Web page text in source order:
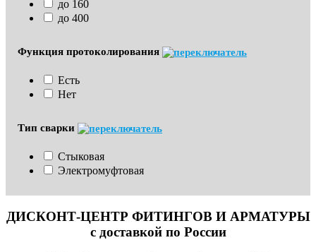
до 160
до 400
Функция протоколирования
Есть
Нет
Тип сварки
Стыковая
Электромуфтовая
ДИСКОНТ-ЦЕНТР ФИТИНГОВ И АРМАТУРЫ
с доставкой по России